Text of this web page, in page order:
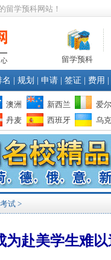
留学预科网站！
留学预科
名 规划 申请 签证 费用
澳洲 新西兰
爱
丹麦 西班牙 乌
试 >
为赴美学生难